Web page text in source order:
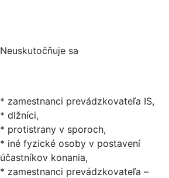
Neuskutočňuje sa
* zamestnanci prevádzkovateľa IS,
* dlžníci,
* protistrany v sporoch,
* iné fyzické osoby v postavení
účastníkov konania,
* zamestnanci prevádzkovateľa –